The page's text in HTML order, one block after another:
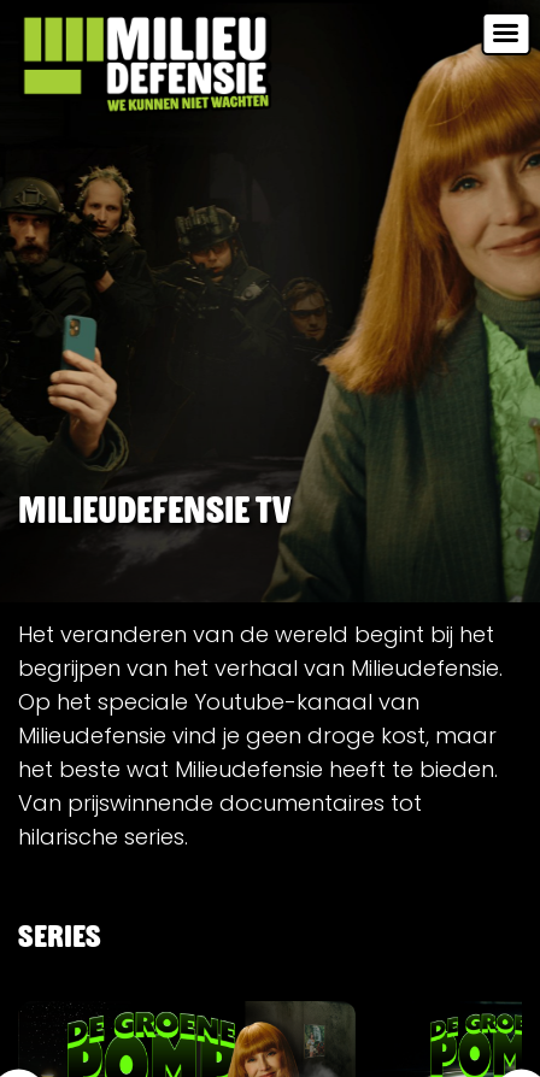
Milieudefensie TV
Het veranderen van de wereld begint bij het
begrijpen van het verhaal van Milieudefensie.
Op het speciale Youtube-kanaal van
Milieudefensie vind je geen droge kost, maar
het beste wat Milieudefensie heeft te bieden.
Van prijswinnende documentaires tot
hilarische series.
Series